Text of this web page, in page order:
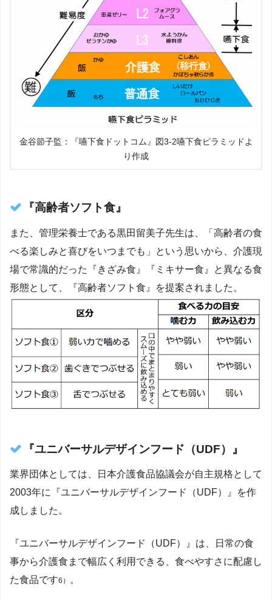
金谷節子監：『嚥下食ドットコム』図3-2嚥下食ピラミッドよ
り作成
『高齢者ソフト食』
また、管理栄養士である黒田留美子先生は、「高齢者の食
べる楽しみと喜びをいつまでも」という思いから、介護現
場で常識的だった『きざみ食』『ミキサー食』と異なる食
形態として、『高齢者ソフト食』を提案されました。
『ユニバーサルデザインフード（UDF）』
業界団体としては、日本介護食品協議会が自主規格として
2003年に『ユニバーサルデザインフード（UDF）』を作
成しました。
『ユニバーサルデザインフード（UDF）』は、日常の食
事から介護食まで幅広く利用できる、食べやすさに配慮し
た食品です6） 。